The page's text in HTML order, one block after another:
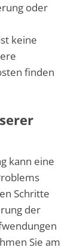
oder
keine
finden
kann eine
Schritte
der
Sie am